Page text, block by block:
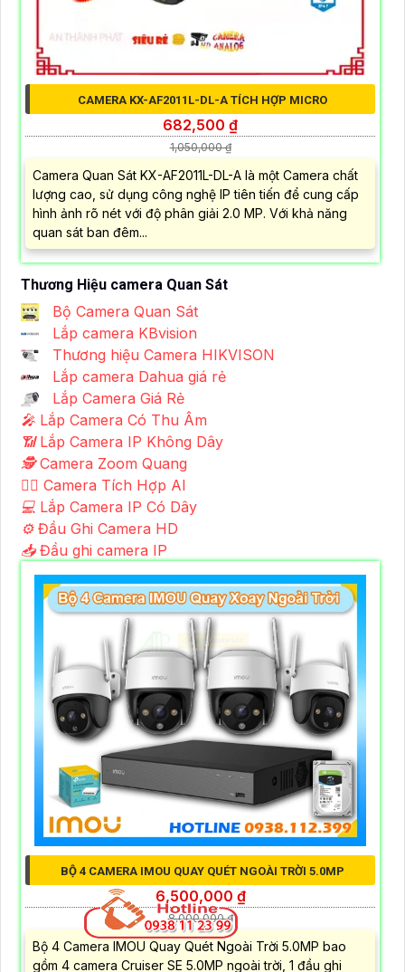
CAMERA KX-AF2011L-DL-A TÍCH HỢP MICRO
682,500 ₫
1,050,000 ₫
Camera Quan Sát KX-AF2011L-DL-A là một Camera chất
lượng cao, sử dụng công nghệ IP tiên tiến để cung cấp
hình ảnh rõ nét với độ phân giải 2.0 MP. Với khả năng
quan sát ban đêm...
Thương Hiệu camera Quan Sát
Bộ Camera Quan Sát
Lắp camera KBvision
Thương hiệu Camera HIKVISON
Lắp camera Dahua giá rẻ
Lắp Camera Giá Rẻ
️🎤️ Lắp Camera Có Thu Âm
📶 Lắp Camera IP Không Dây
🕵️Camera Zoom Quang
🧛‍♀️ Camera Tích Hợp AI
💻 Lắp Camera IP Có Dây
⚙️Đầu Ghi Camera HD
📥Đầu ghi camera IP
BỘ 4 CAMERA IMOU QUAY QUÉT NGOÀI TRỜI 5.0MP
6,500,000 ₫
8,000,000 ₫
Bộ 4 Camera IMOU Quay Quét Ngoài Trời 5.0MP bao
gồm 4 camera Cruiser SE 5.0MP ngoài trời, 1 đầu ghi